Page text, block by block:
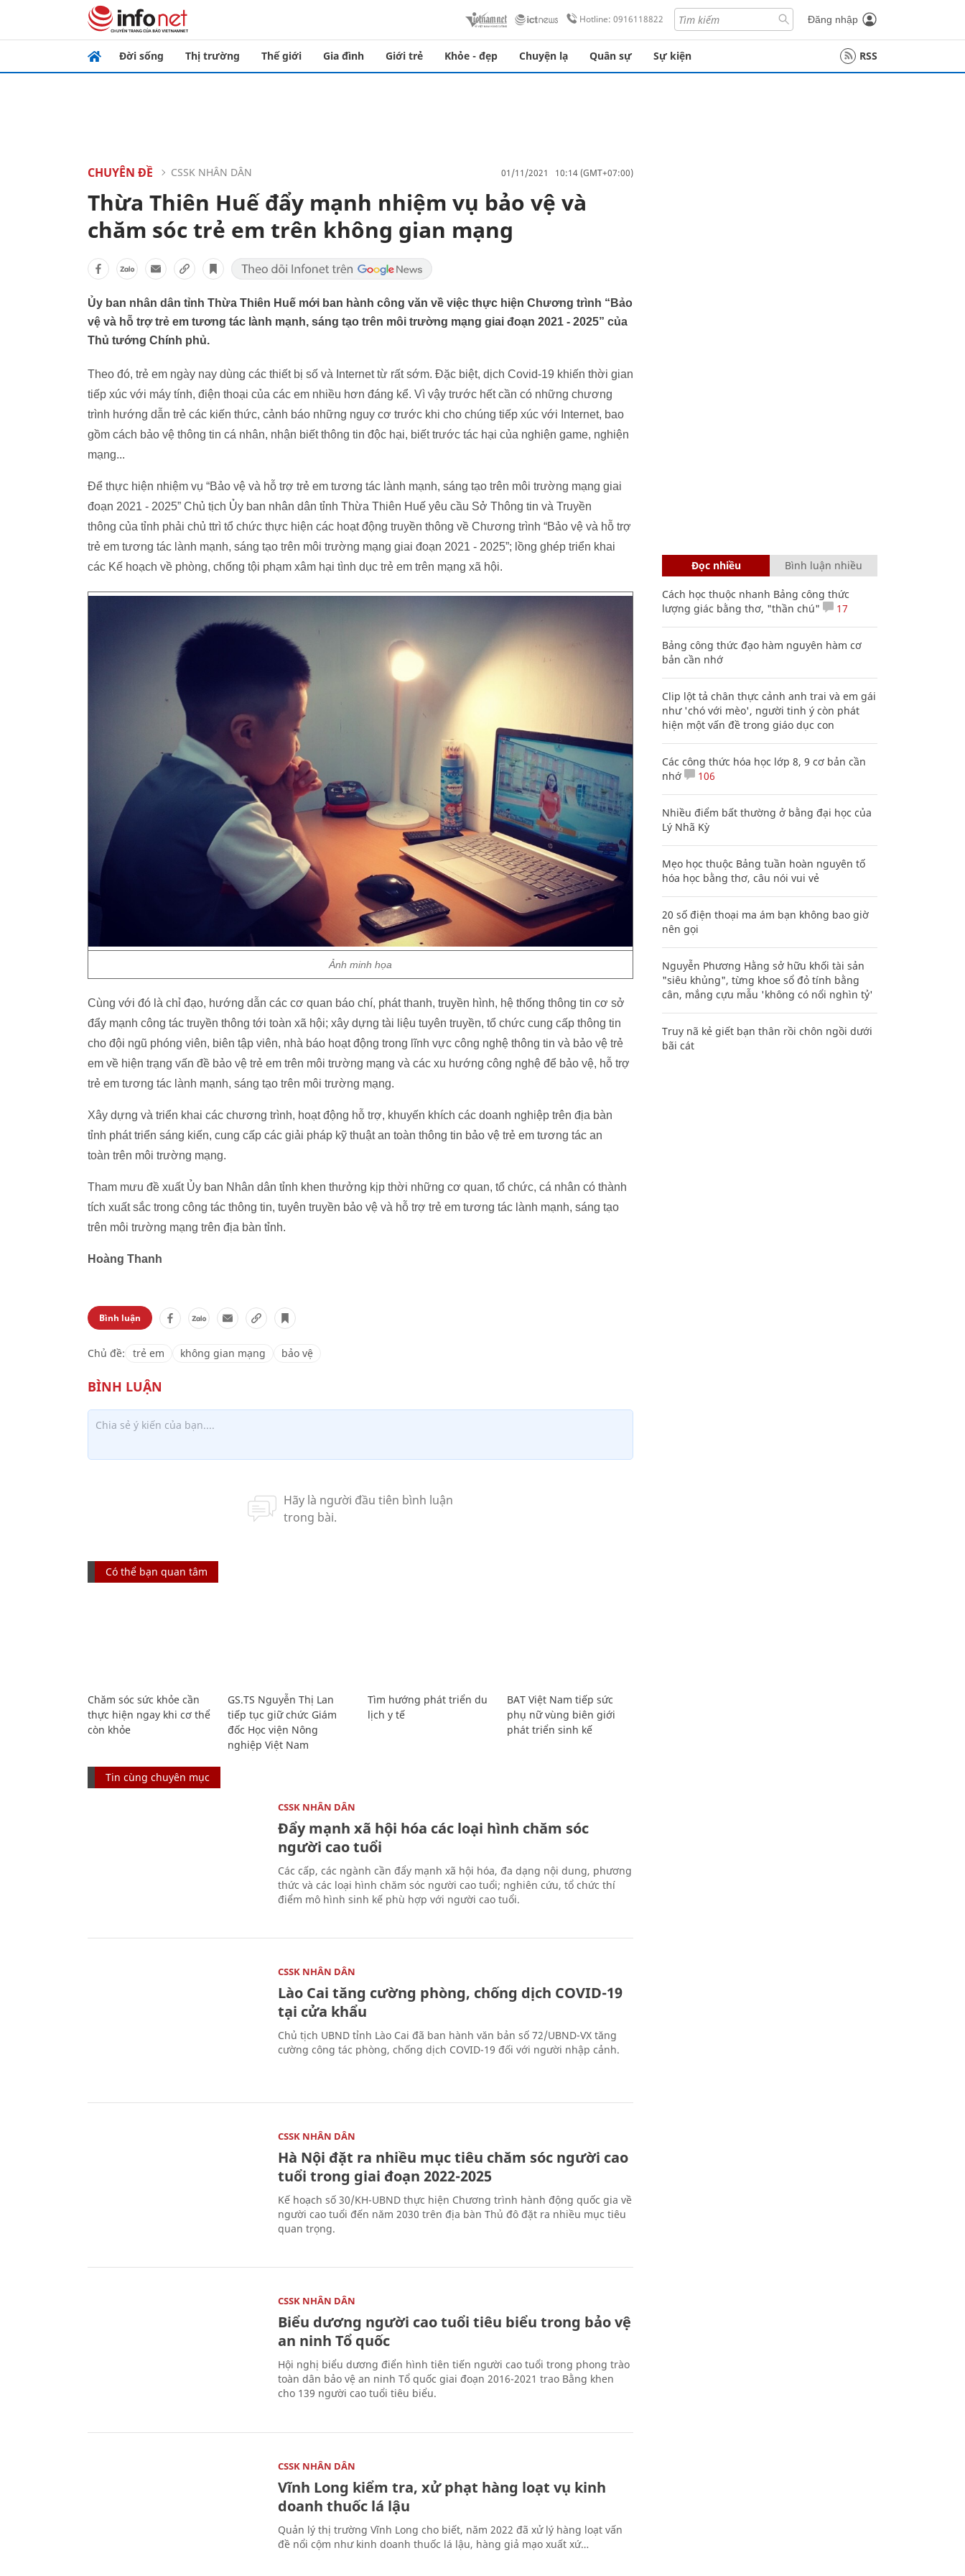
Hotline: 0916118822 Đăng nhập
Đời sống Thị trường Thế giới Gia đình Giới trẻ Khỏe - đẹp Chuyện lạ Quân sự Sự kiện RSS
CHUYÊN ĐỀ CSSK NHÂN DÂN 01/11/2021 10:14 (GMT+07:00)
Thừa Thiên Huế đẩy mạnh nhiệm vụ bảo vệ và
chăm sóc trẻ em trên không gian mạng
Ủy ban nhân dân tỉnh Thừa Thiên Huế mới ban hành công văn về việc thực hiện Chương trình “Bảo
vệ và hỗ trợ trẻ em tương tác lành mạnh, sáng tạo trên môi trường mạng giai đoạn 2021 - 2025” của
Thủ tướng Chính phủ.
Theo đó, trẻ em ngày nay dùng các thiết bị số và Internet từ rất sớm. Đặc biệt, dịch Covid-19 khiến thời gian
tiếp xúc với máy tính, điện thoại của các em nhiều hơn đáng kể. Vì vậy trước hết cần có những chương
trình hướng dẫn trẻ các kiến thức, cảnh báo những nguy cơ trước khi cho chúng tiếp xúc với Internet, bao
gồm cách bảo vệ thông tin cá nhân, nhận biết thông tin độc hại, biết trước tác hại của nghiện game, nghiện
mạng...
Để thực hiện nhiệm vụ “Bảo vệ và hỗ trợ trẻ em tương tác lành mạnh, sáng tạo trên môi trường mạng giai
đoạn 2021 - 2025” Chủ tịch Ủy ban nhân dân tỉnh Thừa Thiên Huế yêu cầu Sở Thông tin và Truyền
thông của tỉnh phải chủ ttrì tổ chức thực hiện các hoạt động truyền thông về Chương trình “Bảo vệ và hỗ trợ
trẻ em tương tác lành mạnh, sáng tạo trên môi trường mạng giai đoạn 2021 - 2025”; lồng ghép triển khai
các Kế hoạch về phòng, chống tội phạm xâm hại tình dục trẻ em trên mạng xã hội.
Ảnh minh họa
Cùng với đó là chỉ đạo, hướng dẫn các cơ quan báo chí, phát thanh, truyền hình, hệ thống thông tin cơ sở
đẩy mạnh công tác truyền thông tới toàn xã hội; xây dựng tài liệu tuyên truyền, tổ chức cung cấp thông tin
cho đội ngũ phóng viên, biên tập viên, nhà báo hoạt động trong lĩnh vực công nghệ thông tin và bảo vệ trẻ
em về hiện trạng vấn đề bảo vệ trẻ em trên môi trường mạng và các xu hướng công nghệ để bảo vệ, hỗ trợ
trẻ em tương tác lành mạnh, sáng tạo trên môi trường mạng.
Xây dựng và triển khai các chương trình, hoạt động hỗ trợ, khuyến khích các doanh nghiệp trên địa bàn
tỉnh phát triển sáng kiến, cung cấp các giải pháp kỹ thuật an toàn thông tin bảo vệ trẻ em tương tác an
toàn trên môi trường mạng.
Tham mưu đề xuất Ủy ban Nhân dân tỉnh khen thưởng kịp thời những cơ quan, tổ chức, cá nhân có thành
tích xuất sắc trong công tác thông tin, tuyên truyền bảo vệ và hỗ trợ trẻ em tương tác lành mạnh, sáng tạo
trên môi trường mạng trên địa bàn tỉnh.
Hoàng Thanh
Bình luận
Chủ đề: trẻ em không gian mạng bảo vệ
Có thể bạn quan tâm
Chăm sóc sức khỏe cần
thực hiện ngay khi cơ thể
còn khỏe
GS.TS Nguyễn Thị Lan
tiếp tục giữ chức Giám
đốc Học viện Nông
nghiệp Việt Nam
Tìm hướng phát triển du
lịch y tế
BAT Việt Nam tiếp sức
phụ nữ vùng biên giới
phát triển sinh kế
Tin cùng chuyên mục
CSSK NHÂN DÂN
Đẩy mạnh xã hội hóa các loại hình chăm sóc
người cao tuổi
Các cấp, các ngành cần đẩy mạnh xã hội hóa, đa dạng nội dung, phương
thức và các loại hình chăm sóc người cao tuổi; nghiên cứu, tổ chức thí
điểm mô hình sinh kế phù hợp với người cao tuổi.
CSSK NHÂN DÂN
Lào Cai tăng cường phòng, chống dịch COVID-19
tại cửa khẩu
Chủ tịch UBND tỉnh Lào Cai đã ban hành văn bản số 72/UBND-VX tăng
cường công tác phòng, chống dịch COVID-19 đối với người nhập cảnh.
CSSK NHÂN DÂN
Hà Nội đặt ra nhiều mục tiêu chăm sóc người cao
tuổi trong giai đoạn 2022-2025
Kế hoạch số 30/KH-UBND thực hiện Chương trình hành động quốc gia về
người cao tuổi đến năm 2030 trên địa bàn Thủ đô đặt ra nhiều mục tiêu
quan trọng.
CSSK NHÂN DÂN
Biểu dương người cao tuổi tiêu biểu trong bảo vệ
an ninh Tổ quốc
Hội nghị biểu dương điển hình tiên tiến người cao tuổi trong phong trào
toàn dân bảo vệ an ninh Tổ quốc giai đoạn 2016-2021 trao Bằng khen
cho 139 người cao tuổi tiêu biểu.
CSSK NHÂN DÂN
Vĩnh Long kiểm tra, xử phạt hàng loạt vụ kinh
doanh thuốc lá lậu
Quản lý thị trường Vĩnh Long cho biết, năm 2022 đã xử lý hàng loạt vấn
đề nổi cộm như kinh doanh thuốc lá lậu, hàng giả mạo xuất xứ…
Đọc nhiều Bình luận nhiều
Cách học thuộc nhanh Bảng công thức
lượng giác bằng thơ, "thần chú"
17
Bảng công thức đạo hàm nguyên hàm cơ
bản cần nhớ
Clip lột tả chân thực cảnh anh trai và em gái
như 'chó với mèo', người tinh ý còn phát
hiện một vấn đề trong giáo dục con
Các công thức hóa học lớp 8, 9 cơ bản cần
nhớ
106
Nhiều điểm bất thường ở bằng đại học của
Lý Nhã Kỳ
Mẹo học thuộc Bảng tuần hoàn nguyên tố
hóa học bằng thơ, câu nói vui vẻ
20 số điện thoại ma ám bạn không bao giờ
nên gọi
Nguyễn Phương Hằng sở hữu khối tài sản
"siêu khủng", từng khoe sổ đỏ tính bằng
cân, mắng cựu mẫu 'không có nổi nghìn tỷ'
Truy nã kẻ giết bạn thân rồi chôn ngồi dưới
bãi cát